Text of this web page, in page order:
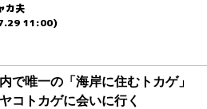
カ夫
11:00)
で唯一の「海岸に住むトカゲ」
コトカゲに会いに行く